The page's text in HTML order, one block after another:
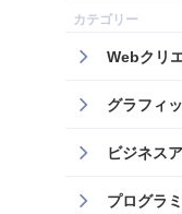
Webクリ
グラフィ
ビジネス
プログラ